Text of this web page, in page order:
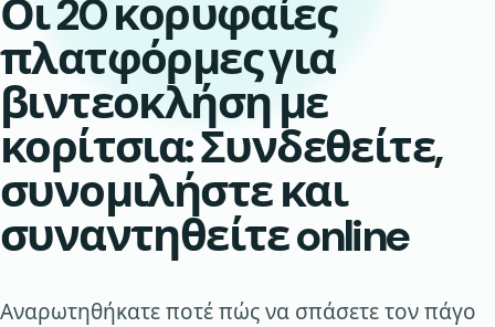
Οι 20 κορυφαίες
πλατφόρμες για
βιντεοκλήση με
κορίτσια: Συνδεθείτε,
συνομιλήστε και
συναντηθείτε online
Αναρωτηθήκατε ποτέ πώς να σπάσετε τον πάγο